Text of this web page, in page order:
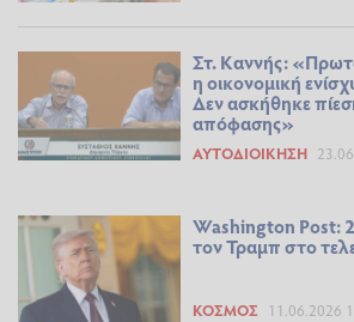
Στ. Καννής:
η οικονομική
Δεν ασκήθηκε
απόφασης»
ΑΥΤΟΔΙΟΊΚΗΣΗ
Washington Post:
τον Τραμπ στο
ΚΌΣΜΟΣ 11.06.2026